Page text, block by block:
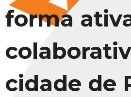
forma
cidade de